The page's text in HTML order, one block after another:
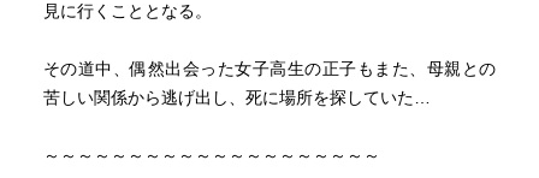
見に行くこととなる。
その道中、偶然出会った女子高生の正子もまた、母親との
苦しい関係から逃げ出し、死に場所を探していた…
～～～～～～～～～～～～～～～～～～～～